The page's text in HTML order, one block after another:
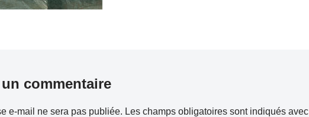
commentaire
e-mail ne sera pas publiée. Les champs obligatoires sont indiqués avec